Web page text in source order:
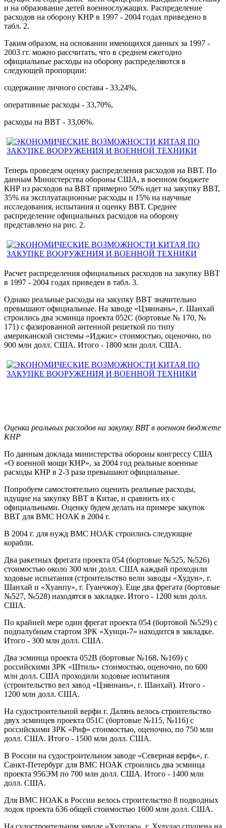
и на образование детей военнослужащих. Распределение
расходов на оборону КНР в 1997 - 2004 годах приведено в
табл. 2.
Таким образом, на основании имеющихся данных за 1997 -
2003 гг. можно рассчитать, что в среднем ежегодно
официальные расходы на оборону распределяются в
следующей пропорции:
содержание личного состава - 33,24%,
оперативные расходы - 33,70%,
расходы на ВВТ - 33,06%.
Теперь проведем оценку распределения расходов на ВВТ. По
данным Министерства обороны США, в военном бюджете
КНР из расходов на ВВТ примерно 50% идет на закупку ВВТ,
35% на эксплуатационные расходы и 15% на научные
исследования, испытания и оценку ВВТ. Среднее
распределение официальных расходов на оборону
представлено на рис. 2.
Расчет распределения официальных расходов на закупку ВВТ
в 1997 - 2004 годах приведен в табл. 3.
Однако реальные расходы на закупку ВВТ значительно
превышают официальные. На заводе «Цзяннань», г. Шанхай
строились два эсминца проекта 052С (бортовые № 170, №
171) с фазированной антенной решеткой по типу
американской системы «Иджис» стоимостью, оценочно, по
900 млн долл. США. Итого - 1800 млн долл. США.
Оценка реальных расходов на закупку ВВТ в военном бюджете
КНР
По данным доклада министерства обороны конгрессу США
«О военной мощи КНР», за 2004 год реальные военные
расходы КНР в 2-3 раза превышают официальные.
Попробуем самостоятельно оценить реальные расходы,
идущие на закупку ВВТ в Китае, и сравнить их с
официальными. Оценку будем делать на примере закупок
ВВТ для ВМС НОАК в 2004 г.
В 2004 г. для нужд ВМС НОАК строились следующие
корабли.
Два ракетных фрегата проекта 054 (бортовые №525, №526)
стоимостью около 300 млн долл. США каждый проходили
ходовые испытания (строительство вели заводы «Худун», г.
Шанхай и «Хуанпу», г. Гуанчжоу). Еще два фрегата (бортовые
№527, №528) находятся в закладке. Итого - 1200 млн долл.
США.
По крайней мере один фрегат проекта 054 (бортовой №529) с
подпалубным стартом ЗРК «Хунци-7» находится в закладке.
Итого - 300 млн долл. США.
Два эсминца проекта 052В (бортовые №168, №169) с
российскими ЗРК «Штиль» стоимостью, оценочно, по 600
млн долл. США проходили ходовые испытания
(строительство вел завод «Цзяннань», г. Шанхай). Итого -
1200 млн долл. США.
На судостроительной верфи г. Далянь велось строительство
двух эсминцев проекта 051С (бортовые №115, №116) с
российскими ЗРК «Риф» стоимостью, оценочно, по 750 млн
долл. США. Итого - 1500 млн долл. США.
В России на судостроительном заводе «Северная верфь», г.
Санкт-Петербург для ВМС НОАК строились два эсминца
проекта 956ЭМ по 700 млн долл. США. Итого - 1400 млн
долл. США.
Для ВМС НОАК в России велось строительство 8 подводных
лодок проекта 636 общей стоимостью 1600 млн долл. США.
На судостроительном заводе «Хулудао», г. Хулудао спущена на